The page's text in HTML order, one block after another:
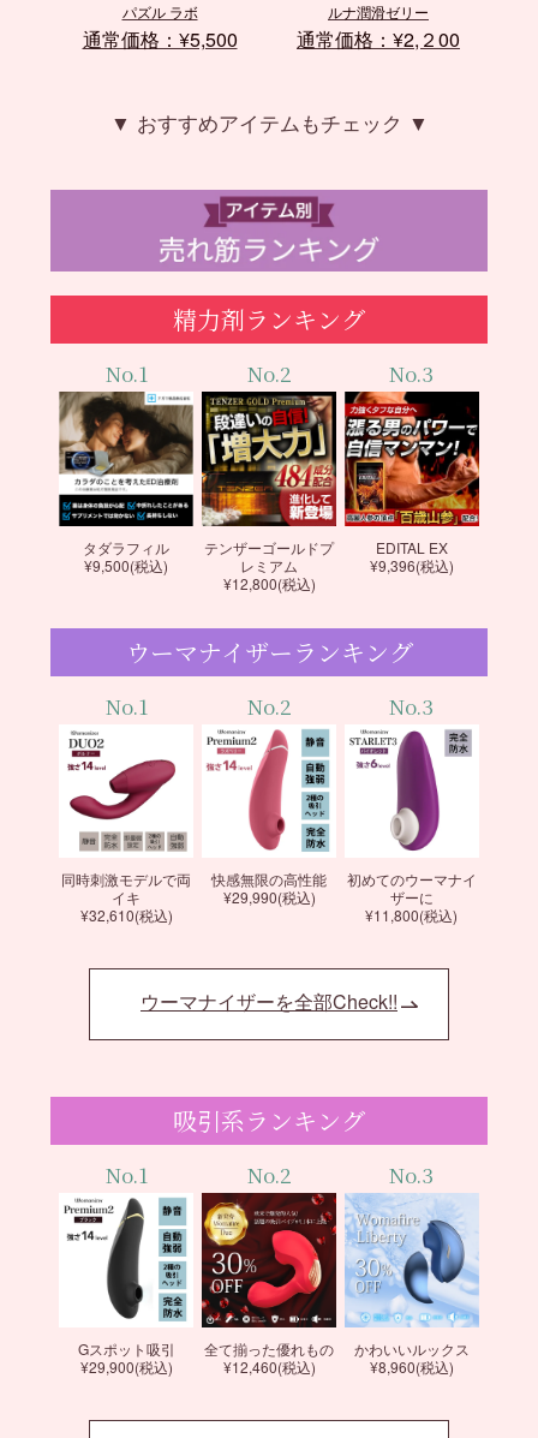
パズル ラボ
通常価格：¥5,500
ルナ潤滑ゼリー
通常価格：¥2,２00
▼ おすすめアイテムもチェック ▼
精力剤ランキング
No.1
タダラフィル
¥9,500(税込)
No.2
テンザーゴールドプ
レミアム
¥12,800(税込)
No.3
EDITAL EX
¥9,396(税込)
ウーマナイザーランキング
No.1
同時刺激モデルで両
イキ
¥32,610(税込)
No.2
快感無限の高性能
¥29,990(税込)
No.3
初めてのウーマナイ
ザーに
¥11,800(税込)
ウーマナイザーを全部Check!!
吸引系ランキング
No.1
Gスポット吸引
¥29,900(税込)
No.2
全て揃った優れもの
¥12,460(税込)
No.3
かわいいルックス
¥8,960(税込)